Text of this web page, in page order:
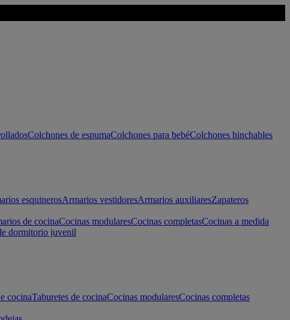
Colchones de espumaColchones para bebéColchones hinchables
esquinerosArmarios vestidoresArmarios auxiliaresZapateros
de cocinaCocinas modularesCocinas completasCocinas a medida
dormitorio juvenil
cocinaTaburetes de cocinaCocinas modularesCocinas completas